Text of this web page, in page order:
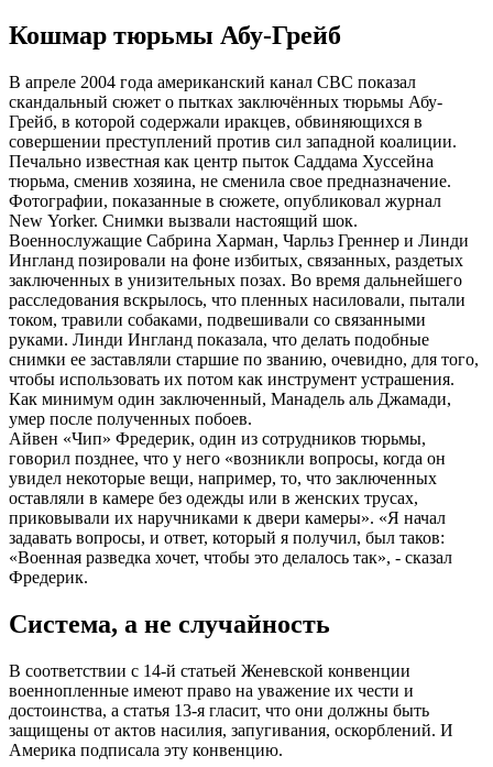
Кошмар тюрьмы Абу-Грейб
В апреле 2004 года американский канал СВС показал
скандальный сюжет о пытках заключённых тюрьмы Абу-
Грейб, в которой содержали иракцев, обвиняющихся в
совершении преступлений против сил западной коалиции.
Печально известная как центр пыток Саддама Хуссейна
тюрьма, сменив хозяина, не сменила свое предназначение.
Фотографии, показанные в сюжете, опубликовал журнал
New Yorker. Снимки вызвали настоящий шок.
Военнослужащие Сабрина Харман, Чарльз Греннер и Линди
Ингланд позировали на фоне избитых, связанных, раздетых
заключенных в унизительных позах. Во время дальнейшего
расследования вскрылось, что пленных насиловали, пытали
током, травили собаками, подвешивали со связанными
руками. Линди Ингланд показала, что делать подобные
снимки ее заставляли старшие по званию, очевидно, для того,
чтобы использовать их потом как инструмент устрашения.
Как минимум один заключенный, Манадель аль Джамади,
умер после полученных побоев.
Айвен «Чип» Фредерик, один из сотрудников тюрьмы,
говорил позднее, что у него «возникли вопросы, когда он
увидел некоторые вещи, например, то, что заключенных
оставляли в камере без одежды или в женских трусах,
приковывали их наручниками к двери камеры». «Я начал
задавать вопросы, и ответ, который я получил, был таков:
«Военная разведка хочет, чтобы это делалось так», - сказал
Фредерик.
Система, а не случайность
В соответствии с 14-й статьей Женевской конвенции
военнопленные имеют право на уважение их чести и
достоинства, а статья 13-я гласит, что они должны быть
защищены от актов насилия, запугивания, оскорблений. И
Америка подписала эту конвенцию.